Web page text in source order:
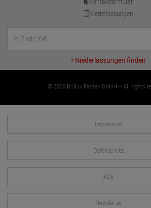
Niederlassungen
Niederlassungen finden
© 2026 Brillux Farben GmbH – All rights
Impressum
Datenschutz
AGB
Newsletter